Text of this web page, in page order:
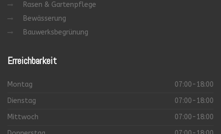
Rasen & Gartenpflege
Bewässerung
Bauwerksbegrünung
Erreichbarkeit
Montag
07:00-18:00
Dienstag
07:00-18:00
Mittwoch
07:00-18:00